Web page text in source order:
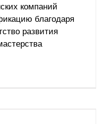
компаний
благодаря
развития